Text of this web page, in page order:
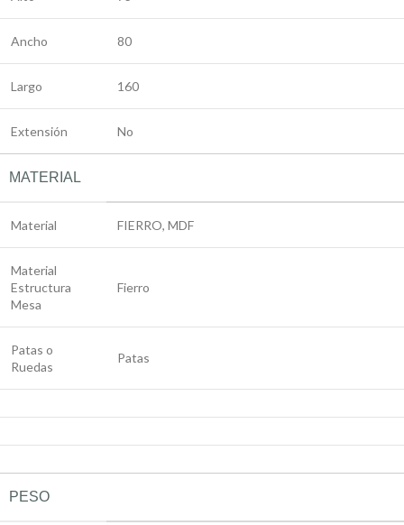
Ancho 80
Largo 160
Extensión No
MATERIAL
Material FIERRO, MDF
Material
Estructura
Mesa
Fierro
Patas o
Ruedas
Patas
PESO